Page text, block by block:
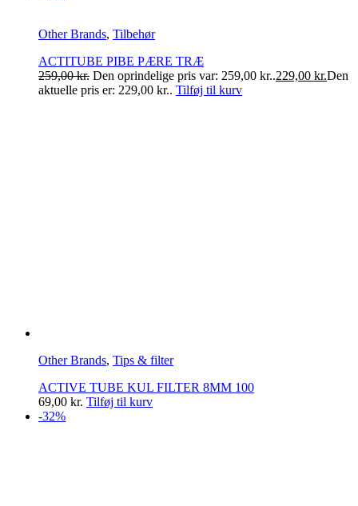
Other Brands, Tilbehør
ACTITUBE PIBE PÆRE TRÆ
259,00kr. Den oprindelige pris var: 259,00 kr..229,00 kr.Den
aktuelle pris er: 229,00 kr.. Tilføj til kurv
Other Brands, Tips & filter
ACTIVE TUBE KUL FILTER 8MM 100
69,00 kr. Tilføj til kurv
-32%